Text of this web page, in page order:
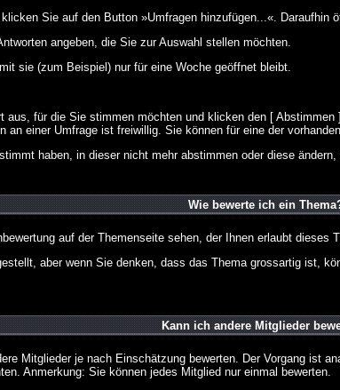
Sie auf den Button »Umfragen hinzufügen...«. Daraufhin
angeben, die Sie zur Auswahl stellen möchten.
sie (zum Beispiel) nur für eine Woche geöffnet bleibt.
aus, für die Sie stimmen möchten und klicken den [
einer Umfrage ist freiwillig. Sie können für eine der
haben, in dieser nicht mehr abstimmen oder diese
Wie bewerte ich ein
auf der Themenseite sehen, der Ihnen erlaubt dieses
aber wenn Sie denken, dass das Thema grossartig ist,
Kann ich andere Mitglieder
Mitglieder je nach Einschätzung bewerten. Der Vorgang ist
Anmerkung: Sie können jedes Mitglied nur einmal bewerten.